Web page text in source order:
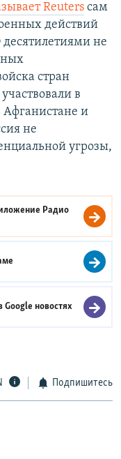
Reuters сам
действий
не
стран
в
и
не
угрозы,
Радио
Google новостях
Подпишитесь